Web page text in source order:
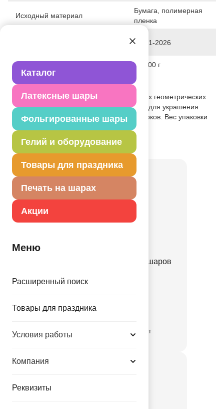
Каталог
Латексные шары
Фольгированные шары
Гелий и оборудование
Товары для праздника
Печать на шарах
Акции
Меню
Расширенный поиск
Товары для праздника
Условия работы
Компания
Реквизиты
Исходный материал
Бумага, полимерная
пленка
28-01-2026
74.000 г
Описание товара
Блестящий комплект из конфетти разных геометрических
форм из кругов, звезд, радуги подойдет для украшения
стола, декорирования костюмов и подарков. Вес упаковки
Товар из коллекцииРадужная
Набор Арка радужная из шаров
690.00 руб.
временно отсутствует